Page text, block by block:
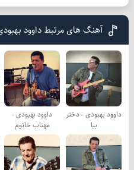
آهنگ های مرتبط داوود
داوود بهبودی - دختر
بیا
داوود بهبودی -
مهتاب خانوم